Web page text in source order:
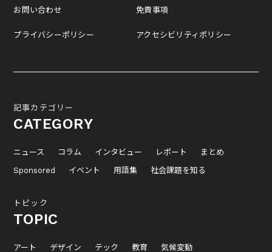
お問い合わせ
プライバシーポリシー
免責事項
アクセシビリティポリシー
記事カテゴリー
CATEGORY
ニュース コラム インタビュー レポート
まとめ
Sponsored
イベント 用語集 社会課題を知る
トピック
TOPIC
アート デザイン テック 教育 気候変動